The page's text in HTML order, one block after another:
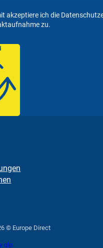
akzeptiere ich die
zu.
© Europe Direct
qlp